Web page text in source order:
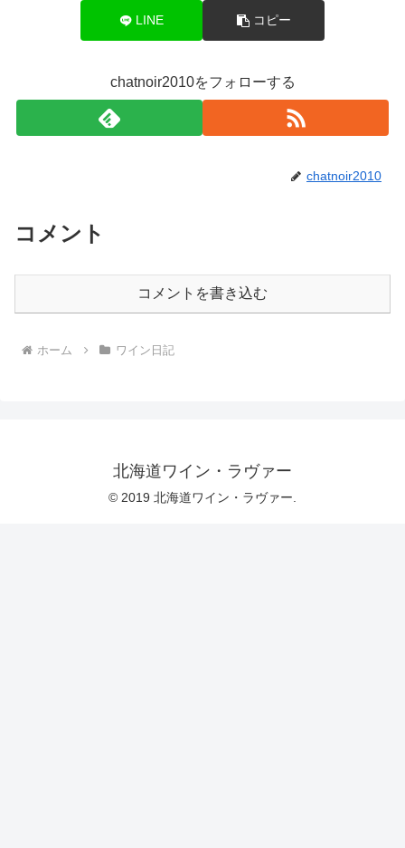
LINE コピー
chatnoir2010をフォローする
chatnoir2010
コメント
コメントを書き込む
ホーム ワイン日記
北海道ワイン・ラヴァー
© 2019 北海道ワイン・ラヴァー.